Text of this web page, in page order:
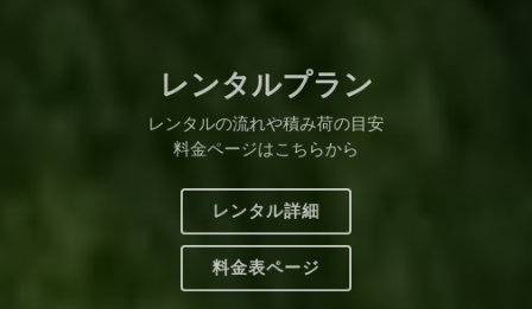
レンタルプラン
レンタルの流れや積み荷の目安
料金ページはこちらから
レンタル詳細
料金表ページ